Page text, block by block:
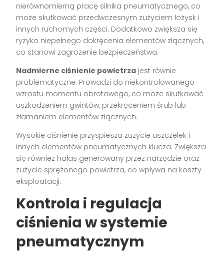
nierównomierną pracę silnika pneumatycznego, co
może skutkować przedwczesnym zużyciem łożysk i
innych ruchomych części. Dodatkowo zwiększa się
ryzyko niepełnego dokręcenia elementów złącznych,
co stanowi zagrożenie bezpieczeństwa.
Nadmierne ciśnienie powietrza jest równie
problematyczne. Prowadzi do niekontrolowanego
wzrostu momentu obrotowego, co może skutkować
uszkodzeniem gwintów, przekręceniem śrub lub
złamaniem elementów złącznych.
Wysokie ciśnienie przyspiesza zużycie uszczelek i
innych elementów pneumatycznych klucza. Zwiększa
się również hałas generowany przez narzędzie oraz
zużycie sprężonego powietrza, co wpływa na koszty
eksploatacji.
Kontrola i regulacja
ciśnienia w systemie
pneumatycznym